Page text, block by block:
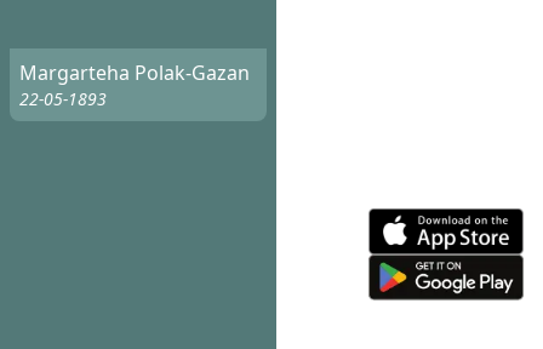
Margarteha Polak-Gazan
22-05-1893